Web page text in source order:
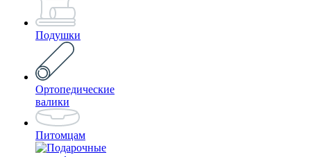
Подушки
Ортопедические
валики
Питомцам